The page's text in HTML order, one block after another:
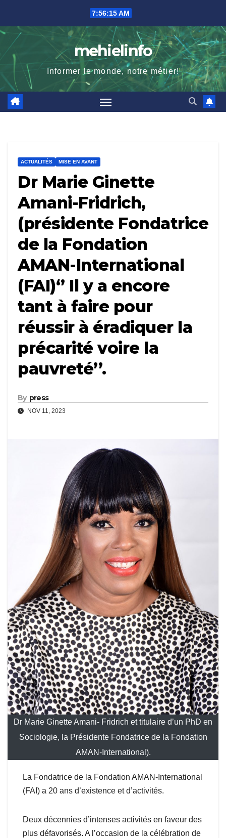
content
7:56:16 AM
mehielinfo
Informer le monde, notre métier!
ACTUALITÉS MISE EN AVANT
Dr Marie Ginette
Amani-Fridrich,
(présidente Fondatrice
de la Fondation
AMAN-International
(FAI)‘’ Il y a encore
tant à faire pour
réussir à éradiquer la
précarité voire la
pauvreté’’.
By press
NOV 11, 2023
Dr Marie Ginette Amani- Fridrich et titulaire d’un PhD en
Sociologie, la Présidente Fondatrice de la Fondation
AMAN-International).
La Fondatrice de la Fondation AMAN-International
(FAI) a 20 ans d’existence et d’activités.
Deux décennies d’intenses activités en faveur des
plus défavorisés. A l’occasion de la célébration de